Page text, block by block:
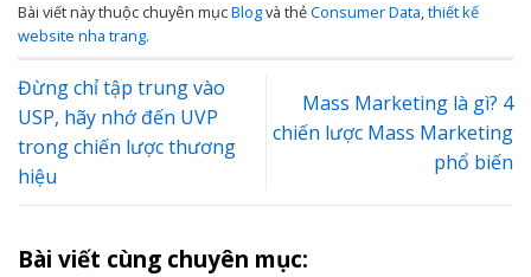
Bài viết này thuộc chuyên mụcBlogvà thẻConsumer Data,thiết kế
website nha trang.
Đừng chỉ tập trung vào
USP, hãy nhớ đến UVP
trong chiến lược thương
hiệu
Mass Marketing là gì? 4
chiến lược Mass Marketing
phổ biến
Bài viết cùng chuyên mục: